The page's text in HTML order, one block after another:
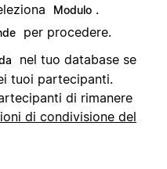
Modulo .
per procedere.
nel tuo database se
tuoi partecipanti.
di rimanere
di condivisione del